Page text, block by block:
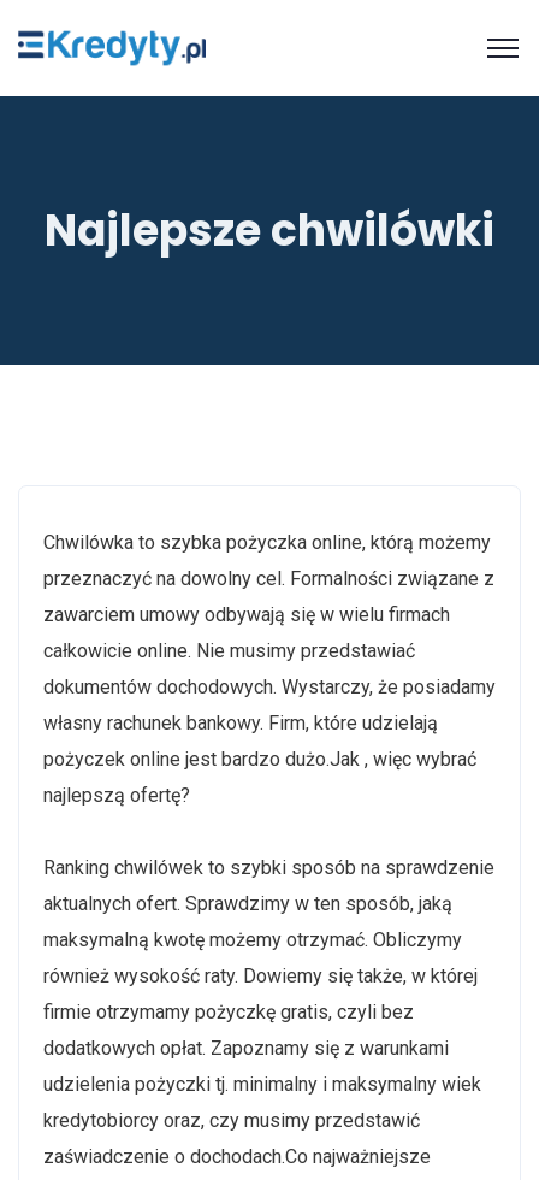
Najlepsze chwilówki
Chwilówka to szybka pożyczka online, którą możemy
przeznaczyć na dowolny cel. Formalności związane z
zawarciem umowy odbywają się w wielu firmach
całkowicie online. Nie musimy przedstawiać
dokumentów dochodowych. Wystarczy, że posiadamy
własny rachunek bankowy. Firm, które udzielają
pożyczek online jest bardzo dużo.Jak , więc wybrać
najlepszą ofertę?
Ranking chwilówek to szybki sposób na sprawdzenie
aktualnych ofert. Sprawdzimy w ten sposób, jaką
maksymalną kwotę możemy otrzymać. Obliczymy
również wysokość raty. Dowiemy się także, w której
firmie otrzymamy pożyczkę gratis, czyli bez
dodatkowych opłat. Zapoznamy się z warunkami
udzielenia pożyczki tj. minimalny i maksymalny wiek
kredytobiorcy oraz, czy musimy przedstawić
zaświadczenie o dochodach.Co najważniejsze